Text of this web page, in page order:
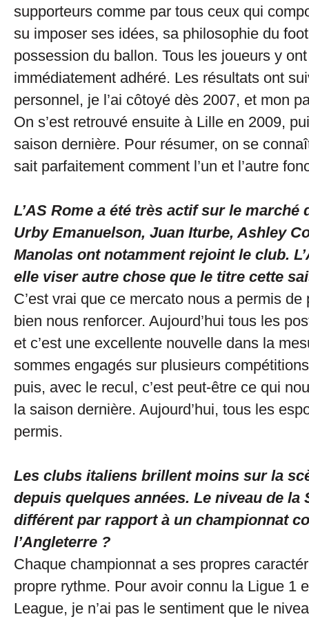
supporteurs comme par tous ceux qui
su imposer ses idées, sa philosophie du
possession du ballon. Tous les joueurs y ont
immédiatement adhéré. Les résultats ont
personnel, je l’ai côtoyé dès 2007, et mon
On s’est retrouvé ensuite à Lille en 2009,
saison dernière. Pour résumer, on se
sait parfaitement comment l’un et l’autre
L’AS Rome a été très actif sur le marché
Urby Emanuelson, Juan Iturbe, Ashley
Manolas ont notamment rejoint le club.
elle viser autre chose que le titre cette
C’est vrai que ce mercato nous a permis
bien nous renforcer. Aujourd’hui tous les
et c’est une excellente nouvelle dans la
sommes engagés sur plusieurs
puis, avec le recul, c’est peut-être ce qui
la saison dernière. Aujourd’hui, tous les
permis.
Les clubs italiens brillent moins sur la
depuis quelques années. Le niveau de la
différent par rapport à un championnat
l’Angleterre ?
Chaque championnat a ses propres
propre rythme. Pour avoir connu la Ligue 1
League, je n’ai pas le sentiment que le